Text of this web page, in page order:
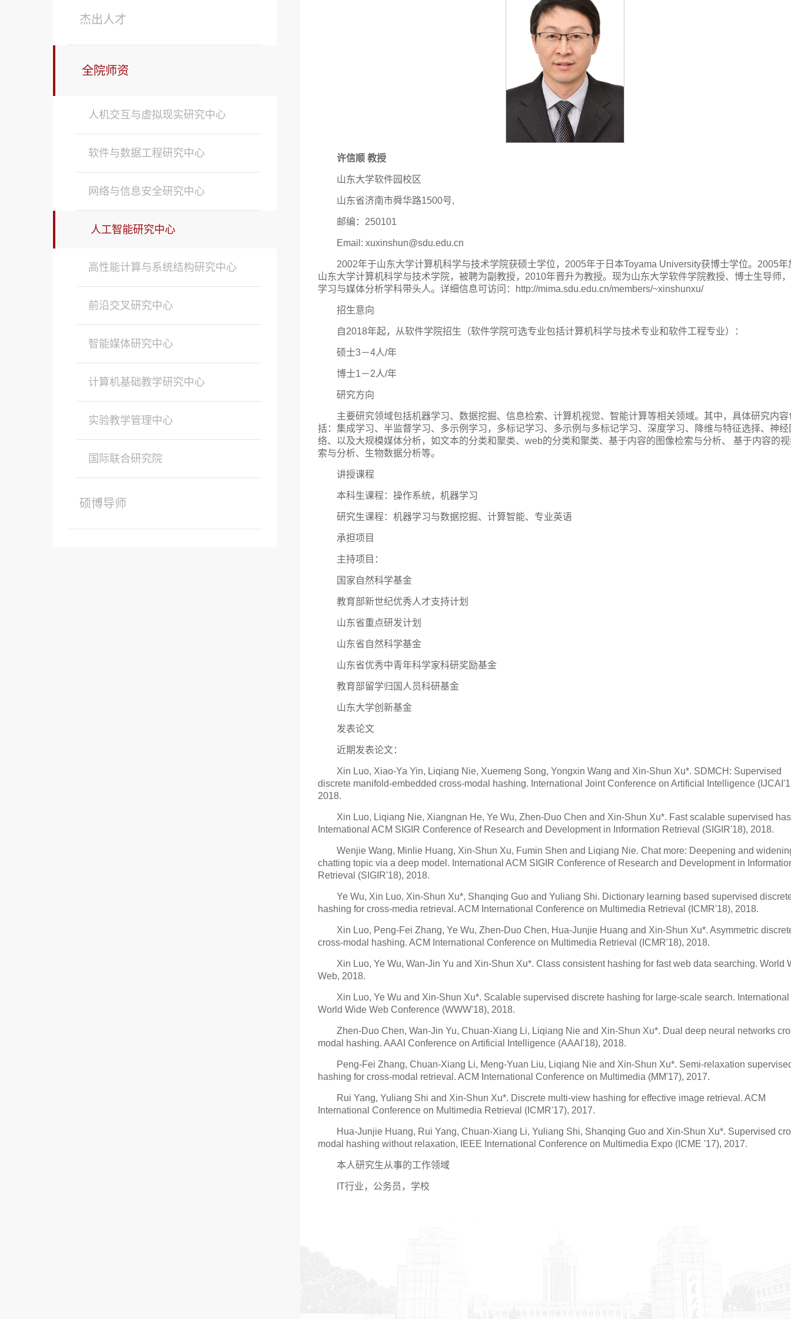
杰出人才
全院师资
人机交互与虚拟现实研究中心
软件与数据工程研究中心
网络与信息安全研究中心
人工智能研究中心
高性能计算与系统结构研究中心
前沿交叉研究中心
智能媒体研究中心
计算机基础教学研究中心
实验教学管理中心
国际联合研究院
硕博导师
许信顺 教授
山东大学软件园校区
山东省济南市舜华路1500号,
邮编：250101
Email: xuxinshun@sdu.edu.cn
2002年于山东大学计算机科学与技术学院获硕士学位，2005年于日本Toyama University获博士学位。2005年
山东大学计算机科学与技术学院，被聘为副教授，2010年晋升为教授。现为山东大学软件学院教授、博士生导师
学习与媒体分析学科带头人。详细信息可访问：http://mima.sdu.edu.cn/members/~xinshunxu/
招生意向
自2018年起，从软件学院招生（软件学院可选专业包括计算机科学与技术专业和软件工程专业）：
硕士3－4人/年
博士1－2人/年
研究方向
主要研究领域包括机器学习、数据挖掘、信息检索、计算机视觉、智能计算等相关领域。其中，具体研究内容
括：集成学习、半监督学习、多示例学习，多标记学习、多示例与多标记学习、深度学习、降维与特征选择、神经
络、以及大规模媒体分析，如文本的分类和聚类、web的分类和聚类、基于内容的图像检索与分析、 基于内容的
索与分析、生物数据分析等。
讲授课程
本科生课程：操作系统，机器学习
研究生课程：机器学习与数据挖掘、计算智能、专业英语
承担项目
主持项目：
国家自然科学基金
教育部新世纪优秀人才支持计划
山东省重点研发计划
山东省自然科学基金
山东省优秀中青年科学家科研奖励基金
教育部留学归国人员科研基金
山东大学创新基金
发表论文
近期发表论文：
Xin Luo, Xiao-Ya Yin, Liqiang Nie, Xuemeng Song, Yongxin Wang and Xin-Shun Xu*. SDMCH: Supervised
discrete manifold-embedded cross-modal hashing. International Joint Conference on Artificial Intelligence
2018.
Xin Luo, Liqiang Nie, Xiangnan He, Ye Wu, Zhen-Duo Chen and Xin-Shun Xu*. Fast scalable supervised
International ACM SIGIR Conference of Research and Development in Information Retrieval (SIGIR'18), 2018.
Wenjie Wang, Minlie Huang, Xin-Shun Xu, Fumin Shen and Liqiang Nie. Chat more: Deepening and
chatting topic via a deep model. International ACM SIGIR Conference of Research and Development in
Retrieval (SIGIR'18), 2018.
Ye Wu, Xin Luo, Xin-Shun Xu*, Shanqing Guo and Yuliang Shi. Dictionary learning based supervised
hashing for cross-media retrieval. ACM International Conference on Multimedia Retrieval (ICMR'18), 2018.
Xin Luo, Peng-Fei Zhang, Ye Wu, Zhen-Duo Chen, Hua-Junjie Huang and Xin-Shun Xu*. Asymmetric
cross-modal hashing. ACM International Conference on Multimedia Retrieval (ICMR'18), 2018.
Xin Luo, Ye Wu, Wan-Jin Yu and Xin-Shun Xu*. Class consistent hashing for fast web data searching. World
Web, 2018.
Xin Luo, Ye Wu and Xin-Shun Xu*. Scalable supervised discrete hashing for large-scale search. International
World Wide Web Conference (WWW'18), 2018.
Zhen-Duo Chen, Wan-Jin Yu, Chuan-Xiang Li, Liqiang Nie and Xin-Shun Xu*. Dual deep neural networks
modal hashing. AAAI Conference on Artificial Intelligence (AAAI'18), 2018.
Peng-Fei Zhang, Chuan-Xiang Li, Meng-Yuan Liu, Liqiang Nie and Xin-Shun Xu*. Semi-relaxation
hashing for cross-modal retrieval. ACM International Conference on Multimedia (MM'17), 2017.
Rui Yang, Yuliang Shi and Xin-Shun Xu*. Discrete multi-view hashing for effective image retrieval. ACM
International Conference on Multimedia Retrieval (ICMR'17), 2017.
Hua-Junjie Huang, Rui Yang, Chuan-Xiang Li, Yuliang Shi, Shanqing Guo and Xin-Shun Xu*. Supervised
modal hashing without relaxation, IEEE International Conference on Multimedia Expo (ICME '17), 2017.
本人研究生从事的工作领域
IT行业，公务员，学校